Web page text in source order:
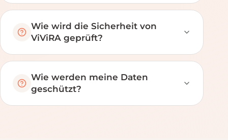
Wie wird die Sicherheit von
ViViRA geprüft?
Wie werden meine Daten
geschützt?